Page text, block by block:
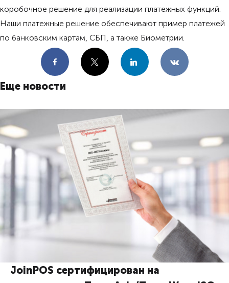
коробочное решение для реализации платежных функций.
Наши платежные решение обеспечивают пример платежей
по банковским картам, СБП, а также Биометрии.
Facebook X LinkedIn VKontakte
Еще новости
JoinPOS сертифицирован на